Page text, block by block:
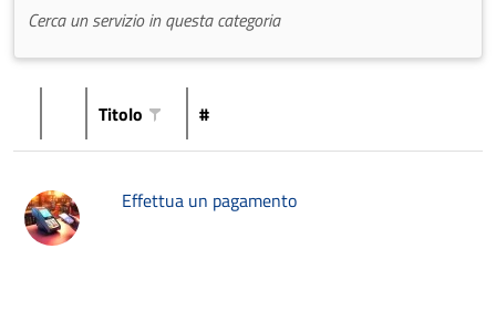
Titolo #
Effettua un pagamento